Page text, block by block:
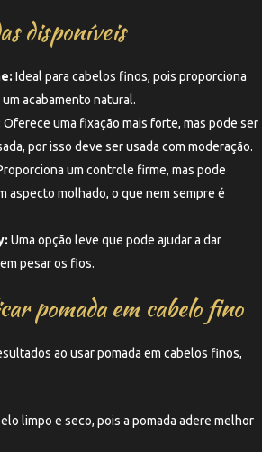
disponíveis
Ideal para cabelos finos, pois proporciona
acabamento natural.
Oferece uma fixação mais forte, mas pode ser
por isso deve ser usada com moderação.
um controle firme, mas pode
aspecto molhado, o que nem sempre é
Uma opção leve que pode ajudar a dar
pesar os fios.
pomada em cabelo fino
ao usar pomada em cabelos finos,
limpo e seco, pois a pomada adere melhor